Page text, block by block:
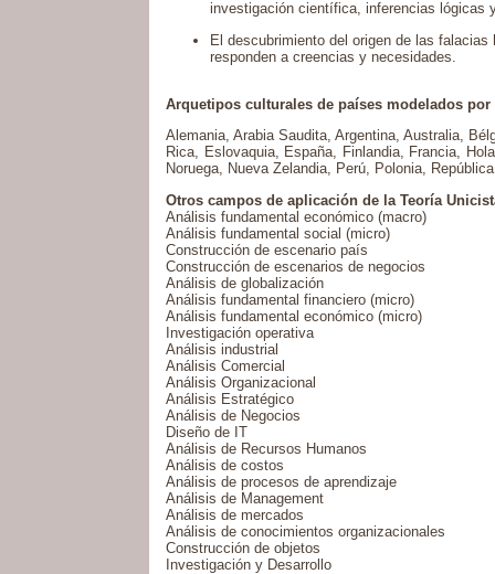
investigación científica, inferencias lógicas
El descubrimiento del origen de las
responden a creencias y necesidades.
Arquetipos culturales de países modelados por
Alemania, Arabia Saudita, Argentina, Australia,
Rica, Eslovaquia, España, Finlandia, Francia,
Noruega, Nueva Zelandia, Perú, Polonia,
Otros campos de aplicación de la Teoría
Análisis fundamental económico (macro)
Análisis fundamental social (micro)
Construcción de escenario país
Construcción de escenarios de negocios
Análisis de globalización
Análisis fundamental financiero (micro)
Análisis fundamental económico (micro)
Investigación operativa
Análisis industrial
Análisis Comercial
Análisis Organizacional
Análisis Estratégico
Análisis de Negocios
Diseño de IT
Análisis de Recursos Humanos
Análisis de costos
Análisis de procesos de aprendizaje
Análisis de Management
Análisis de mercados
Análisis de conocimientos organizacionales
Construcción de objetos
Investigación y Desarrollo